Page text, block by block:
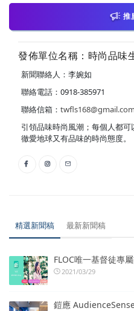
推
發佈單位名稱：時尚品味
新聞聯絡人：李婉如
聯絡電話：0918-385971
聯絡信箱： twfls168@gmail.com
引領品味時尚風潮；每個人都
徹愛地球又有品味的時尚態度。
精選新聞稿 最新新聞稿
FLOC唯一基督徒專
2021/03/29
鎧應